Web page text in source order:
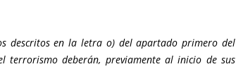
descritos en la letra o) del apartado primero del
deberán, previamente al inicio de sus